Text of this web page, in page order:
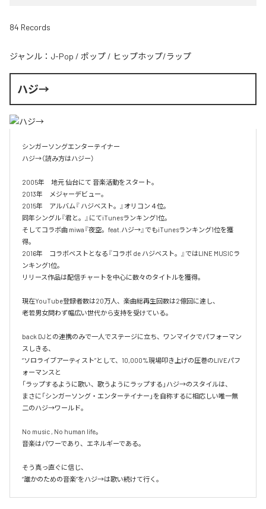
84 Records
ジャンル： J-Pop / ポップ / ヒップホップ/ラップ
ハジ→
シンガーソングエンターテイナー
ハジ→（読み方はハジー）
2005年　地元 仙台にて 音楽活動をスタート。
2013年　メジャーデビュー。
2015年　アルバム『 ハジベスト。』オリコン４位。
同年シングル『君と。』にてiTunesランキング1位。
そしてコラボ曲 miwa『夜空。feat.ハジ→』でもiTunesランキング1位を獲
得。
2016年　コラボベストとなる『コラボ de ハジベスト。』ではLINE MUSICラ
ンキング1位。
リリース作品は配信チャートを中心に数々のタイトルを獲得。
現在YouTube登録者数は20万人、楽曲総再生回数は2億回に達し、
老若男女問わず幅広い世代から支持を受けている。
back DJとの連携のみで一人でステージに立ち、ワンマイクでパフォーマン
スしきる、
“ソロライブアーティスト”として、10,000%現場叩き上げの圧巻のLIVEパフ
ォーマンスと
「ラップするように歌い、歌うようにラップする」ハジ→のスタイルは、
まさに「シンガーソング・エンターテイナー」を自称するに相応しい唯一無
二のハジ→ワールド。
No music , No human life。
音楽はパワーであり、エネルギーである。
そう真っ直ぐに信じ、